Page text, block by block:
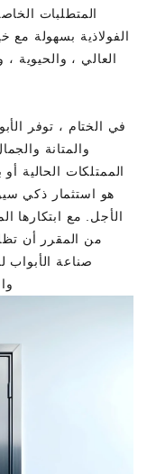
المتطلبات
الفولاذية بسهولة مع
العالي ، والحيوية
في الختام ، توفر
والمتانة
الممتلكات الحالية
هو استثمار ذكي
الأجل. مع ابتكارها
من المقرر أن
صناعة الأبواب